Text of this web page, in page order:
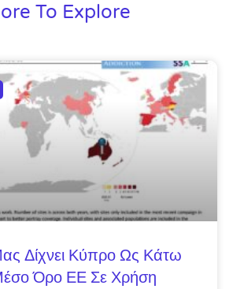
To Explore
Δίχνει Κύπρο Ως Κάτω
Όρο ΕΕ Σε Χρήση